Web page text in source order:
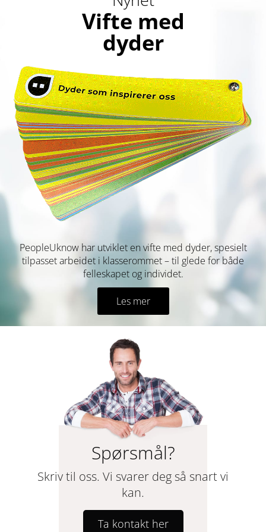
Vifte med
dyder
PeopleUknow har utviklet en vifte med dyder, spesielt
tilpasset arbeidet i klasserommet – til glede for både
felleskapet og individet.
Les mer
Spørsmål?
Skriv til oss. Vi svarer deg så snart vi
kan.
Ta kontakt her